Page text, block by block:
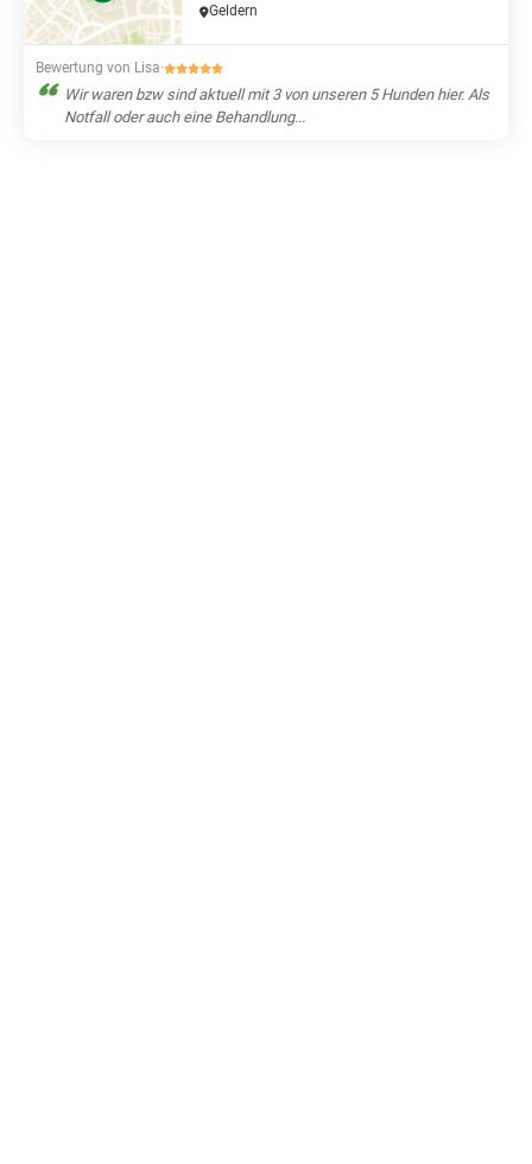
Geldern
Bewertung von Lisa·
Wir waren bzw sind aktuell mit 3 von unseren 5 Hunden hier. Als
Notfall oder auch eine Behandlung...